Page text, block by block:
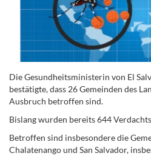
Die Gesundheitsministerin von El
bestätigte, dass 26 Gemeinden des
Ausbruch betroffen sind.
Bislang wurden bereits 644
Betroffen sind insbesondere die
Chalatenango und San Salvador,